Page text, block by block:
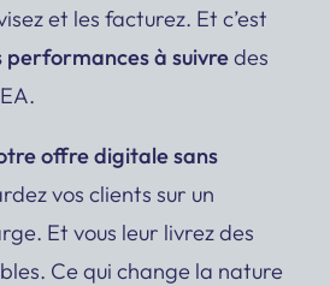
et les facturez. Et c’est
performances à suivredes
offre digitale sans
vos clients sur un
Et vous leur livrez des
Ce qui change la nature